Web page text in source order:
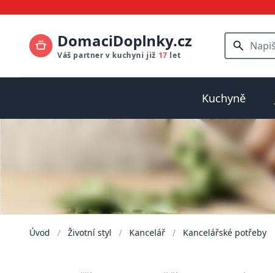
DomaciDoplnky.cz
Váš partner v kuchyni již 17 let
Kuchyně
Úvod / Životní styl / Kancelář / Kancelářské potřeby